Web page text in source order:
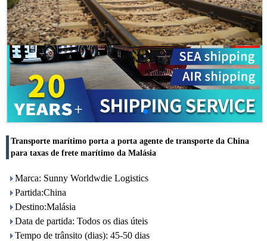
Transporte marítimo porta a porta agente de transporte da China
para taxas de frete marítimo da Malásia
Marca: Sunny Worldwdie Logistics
Partida:China
Destino:Malásia
Data de partida: Todos os dias úteis
Tempo de trânsito (dias): 45-50 dias